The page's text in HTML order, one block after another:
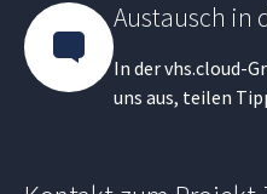
Austausch in
In der vhs.cloud-
uns aus, teilen